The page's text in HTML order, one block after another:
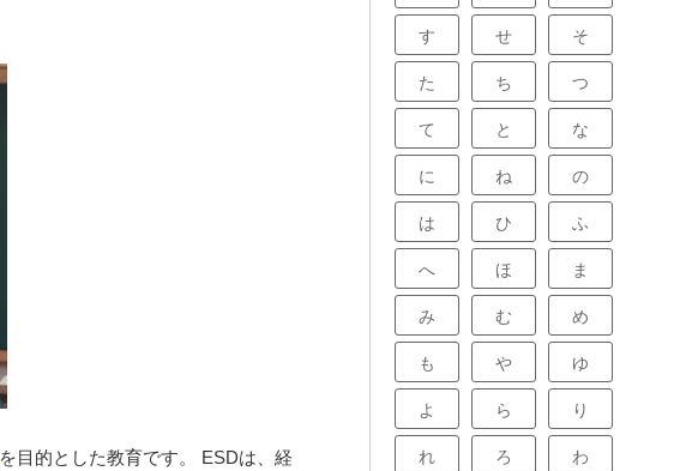
を目的とした教育です。 ESDは、経
す せ そ
た ち つ
て と な
に ね の
は ひ ふ
へ ほ ま
み む め
も や ゆ
よ ら り
れ ろ わ